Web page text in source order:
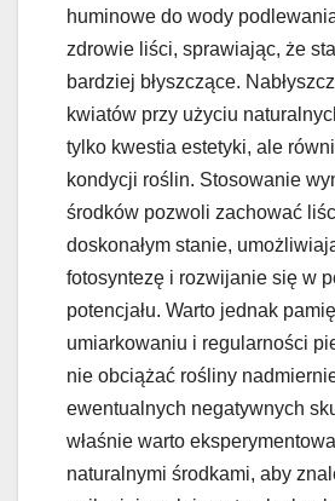
huminowe do wody
zdrowie liści, sprawiając, że
bardziej błyszczące.
kwiatów przy użyciu
tylko kwestia estetyki, ale
kondycji roślin. Stosowanie
środków pozwoli zachować
doskonałym stanie,
fotosyntezę i rozwijanie się w
potencjału. Warto jednak
umiarkowaniu i regularności
nie obciążać rośliny
ewentualnych negatywnych
właśnie warto
naturalnymi środkami, aby